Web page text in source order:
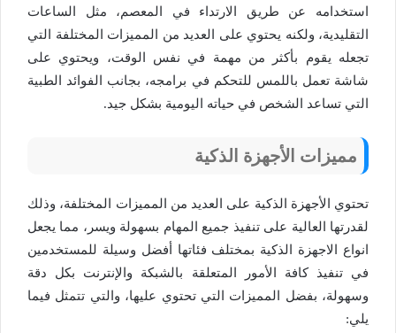
استخدامه عن طريق الارتداء في المعصم، مثل الساعات
التقليدية، ولكنه يحتوي على العديد من المميزات المختلفة التي
تجعله يقوم بأكثر من مهمة في نفس الوقت، ويحتوي على
شاشة تعمل باللمس للتحكم في برامجه، بجانب الفوائد الطبية
التي تساعد الشخص في حياته اليومية بشكل جيد.
مميزات الأجهزة الذكية
تحتوي الأجهزة الذكية على العديد من المميزات المختلفة، وذلك
لقدرتها العالية على تنفيذ جميع المهام بسهولة ويسر، مما يجعل
انواع الاجهزة الذكية بمختلف فئاتها أفضل وسيلة للمستخدمين
في تنفيذ كافة الأمور المتعلقة بالشبكة والإنترنت بكل دقة
وسهولة، بفضل المميزات التي تحتوي عليها، والتي تتمثل فيما
يلي: